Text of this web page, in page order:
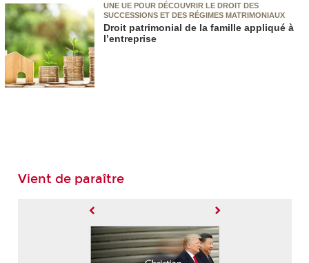
UNE UE POUR DÉCOUVRIR LE DROIT DES
SUCCESSIONS ET DES RÉGIMES MATRIMONIAUX
Droit patrimonial de la famille appliqué à
l’entreprise
Vient de paraître